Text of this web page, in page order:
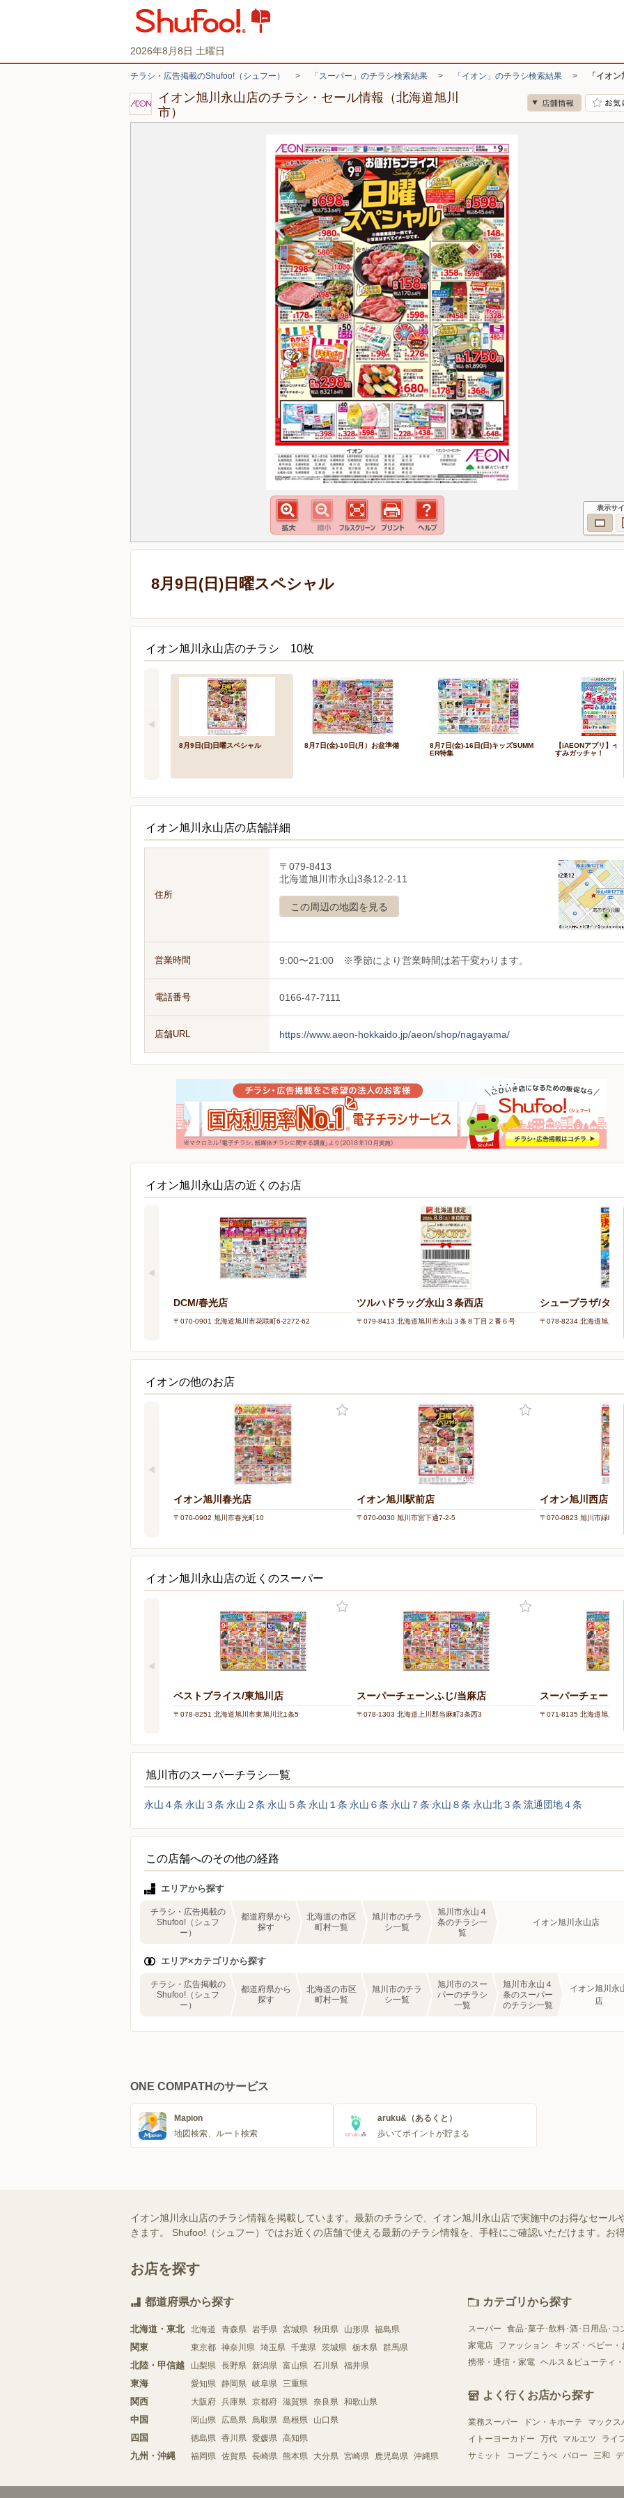
2026年8月8日 土曜日
チラシ・広告掲載のShufoo!（シュフー） > 「スーパー」のチラシ検索結果 > 「イオン」のチラシ検索結果 > 「イオ
イオン旭川永山店のチラシ・セール情報（北海道旭川
市）
表示サ
8月9日(日)日曜スペシャル
イオン旭川永山店のチラシ 10枚
8月9日(日)日曜スペシャル 8月7日(金)-10日(月）お盆準備
8月7日(金)-16日(日)キッズSUMM
ER特集
【iAEONアプリ】イ
すみガッチャ！
イオン旭川永山店の店舗詳細
住所
〒079-8413
北海道旭川市永山3条12-2-11
この周辺の地図を見る
営業時間 9:00〜21:00 ※季節により営業時間は若干変わります。
電話番号 0166-47-7111
店舗URL https://www.aeon-hokkaido.jp/aeon/shop/nagayama/
イオン旭川永山店の近くのお店
DCM/春光店
〒070-0901 北海道旭川市花咲町6-2272-62
ツルハドラッグ永山３条西店
〒079-8413 北海道旭川市永山３条８丁目２番６号
シュープラザ/タ
〒078-8234 北海道旭川市
イオンの他のお店
イオン旭川春光店
〒070-0902 旭川市春光町10
イオン旭川駅前店
〒070-0030 旭川市宮下通7-2-5
イオン旭川西店
〒070-0823 旭川市緑町
イオン旭川永山店の近くのスーパー
ベストプライス/東旭川店
〒078-8251 北海道旭川市東旭川北1条5
スーパーチェーンふじ/当麻店
〒078-1303 北海道上川郡当麻町3条西3
スーパーチェーン
〒071-8135 北海道旭川市
旭川市のスーパーチラシ一覧
永山４条 永山３条 永山２条 永山５条 永山１条 永山６条 永山７条 永山８条 永山北３条 流通団地４条
この店舗へのその他の経路
エリアから探す
チラシ・広告掲載の
Shufoo!（シュフ
ー）
都道府県から
探す
北海道の市区
町村一覧
旭川市のチラ
シ一覧
旭川市永山４
条のチラシ一
覧
イオン旭川永山店
エリア×カテゴリから探す
チラシ・広告掲載の
Shufoo!（シュフ
ー）
都道府県から
探す
北海道の市区
町村一覧
旭川市のチラ
シ一覧
旭川市のスー
パーのチラシ
一覧
旭川市永山４
条のスーパー
のチラシ一覧
イオン旭川永
店
ONE COMPATHのサービス
Mapion
地図検索、ルート検索
aruku&（あるくと）
歩いてポイントが貯まる
イオン旭川永山店のチラシ情報を掲載しています。最新のチラシで、イオン旭川永山店で実施中のお得なセー
きます。 Shufoo!（シュフー）ではお近くの店舗で使える最新のチラシ情報を、手軽にご確認いただけます。お
お店を探す
都道府県から探す
北海道・東北 北海道 青森県 岩手県 宮城県 秋田県 山形県 福島県
関東 東京都 神奈川県 埼玉県 千葉県 茨城県 栃木県 群馬県
北陸・甲信越 山梨県 長野県 新潟県 富山県 石川県 福井県
東海 愛知県 静岡県 岐阜県 三重県
関西 大阪府 兵庫県 京都府 滋賀県 奈良県 和歌山県
中国 岡山県 広島県 鳥取県 島根県 山口県
四国 徳島県 香川県 愛媛県 高知県
九州・沖縄 福岡県 佐賀県 長崎県 熊本県 大分県 宮崎県 鹿児島県 沖縄県
カテゴリから探す
スーパー 食品･菓子･飲料･酒･日用品･コ
家電店
ファッション キッズ・ベビー・
携帯・通信・家電 ヘルス＆ビューティ
よく行くお店から探す
業務スーパー ドン・キホーテ マックス
イトーヨーカドー
万代 マルエツ ライ
サミット
コープこうべ バロー 三和